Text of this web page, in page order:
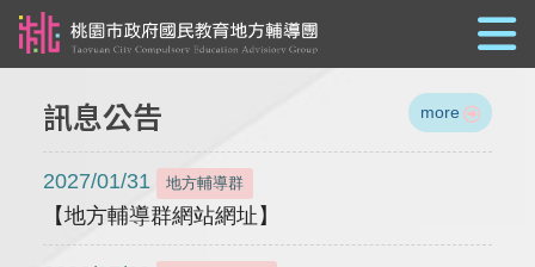
訊息公告 more
2027/01/31 地方輔導群
【地方輔導群網站網址】